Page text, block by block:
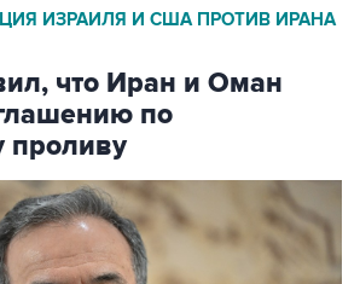
что Иран и Оман
по
проливу